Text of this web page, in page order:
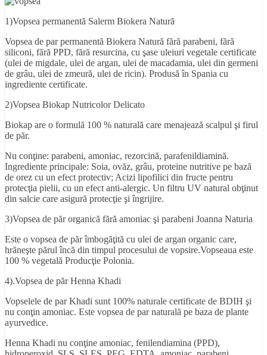
1)Vopsea permanentă Salerm Biokera Natură
Vopsea de par permanentă Biokera Natură fără parabeni, fără
siliconi, fără PPD, fără resurcina, cu şase uleiuri vegetale certificate
(ulei de migdale, ulei de argan, ulei de macadamia, ulei din germeni
de grâu, ulei de zmeură, ulei de ricin). Produsă în Spania cu
ingrediente certificate.
2)Vopsea Biokap Nutricolor Delicato
Biokap are o formulă 100 % naturală care menajează scalpul şi firul
de păr.
Nu conţine: parabeni, amoniac, rezorcină, parafenildiamină.
Ingrediente principale: Soia, ovăz, grâu, proteine nutritive pe bază
de orez cu un efect protectiv; Acizi lipofilici din fructe pentru
protecţia pielii, cu un efect anti-alergic. Un filtru UV natural obţinut
din salcie care asigură protecţie şi îngrijire.
3)Vopsea de păr organică fără amoniac şi parabeni Joanna Naturia
Este o vopsea de păr îmbogăţită cu ulei de argan organic care,
hrăneşte părul încă din timpul procesului de vopsire.Vopseaua este
100 % vegetală Producţie Polonia.
4).Vopsea de păr Henna Khadi
Vopselele de par Khadi sunt 100% naturale certificate de BDIH şi
nu conţin amoniac. Este vopsea de par naturală pe baza de plante
ayurvedice.
Henna Khadi nu conţine amoniac, fenilendiamina (PPD),